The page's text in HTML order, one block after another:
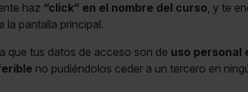
haz “click” en el nombre del curso, y te
la pantalla principal.
que tus datos de acceso son de uso personal
no pudiéndolos ceder a un tercero en